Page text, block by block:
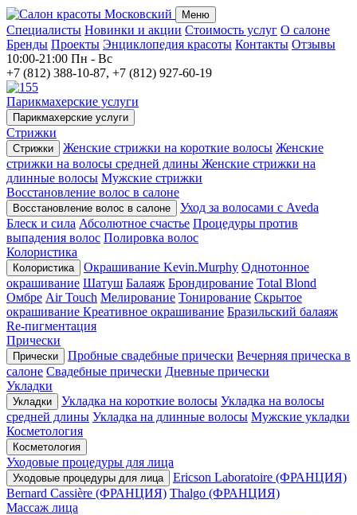
Меню
Специалисты Новинки и акции Стоимость услуг О салоне
Бренды Проекты Энциклопедия красоты Контакты Отзывы
10:00-21:00 Пн - Вс
+7 (812) 388-10-87, +7 (812) 927-60-19
Парикмахерские услуги
Парикмахерские услуги
Стрижки
Стрижки Женские стрижки на короткие волосы Женские
стрижки на волосы средней длины Женские стрижки на
длинные волосы Мужские стрижки
Восстановление волос в салоне
Восстановление волос в салоне
Уход за волосами с Aveda
Блеск и сила Абсолютное счастье Процедуры против
выпадения волос Полировка волос
Колористика
Колористика Окрашивание Kevin.Murphy Однотонное
окрашивание Шатуш Балаяж Брондирование Total Blond
Омбре Air Touch Мелирование Тонирование Скрытое
окрашивание Креативное окрашивание Бразильский балаяж
Re-пигментация
Прически
Прически Пробные свадебные прически Вечерняя прическа в
салоне Свадебные прически Дневные прически
Укладки
Укладки Укладка на короткие волосы Укладка на волосы
средней длины Укладка на длинные волосы Мужские укладки
Косметология
Косметология
Уходовые процедуры для лица
Уходовые процедуры для лица
Ericson Laboratoire (ФРАНЦИЯ)
Bernard Cassière (ФРАНЦИЯ) Thalgo (ФРАНЦИЯ)
Массаж лица